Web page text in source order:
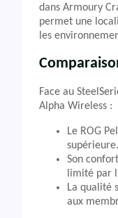
dans Armoury
permet une
les
Face au
Alpha Wireless :
Le ROG
supérieure.
Son
limité par
La qualité
aux